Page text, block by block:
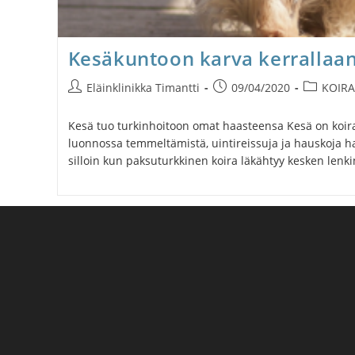
Kesäkuntoon karva
Artikkelin
Eläinklinikka Timantti
Artikkeli
09/04/2020
Artikkelin
Kesä tuo turkinhoitoon omat haasteensa Kesä on
luonnossa temmeltämistä, uintireissuja ja hauskoja
silloin kun paksuturkkinen koira läkähtyy kesken